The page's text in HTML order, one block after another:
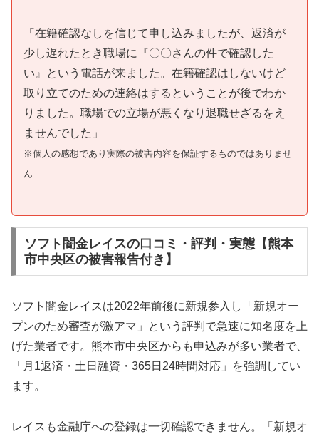
「在籍確認なしを信じて申し込みましたが、返済が
少し遅れたとき職場に『〇〇さんの件で確認した
い』という電話が来ました。在籍確認はしないけど
取り立てのための連絡はするということが後でわか
りました。職場での立場が悪くなり退職せざるをえ
ませんでした」
※個人の感想であり実際の被害内容を保証するものではありませ
ん
ソフト闇金レイスの口コミ・評判・実態【熊本
市中央区の被害報告付き】
ソフト闇金レイスは2022年前後に新規参入し「新規オー
プンのため審査が激アマ」という評判で急速に知名度を上
げた業者です。熊本市中央区からも申込みが多い業者で、
「月1返済・土日融資・365日24時間対応」を強調してい
ます。
レイスも金融庁への登録は一切確認できません。「新規オ